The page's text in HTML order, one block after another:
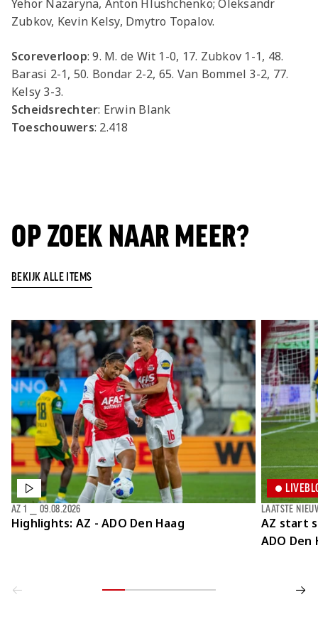
Yehor Nazaryna, Anton Hlushchenko; Oleksandr
Zubkov, Kevin Kelsy, Dmytro Topalov.
Scoreverloop: 9. M. de Wit 1-0, 17. Zubkov 1-1, 48.
Barasi 2-1, 50. Bondar 2-2, 65. Van Bommel 3-2, 77.
Kelsy 3-3.
Scheidsrechter: Erwin Blank
Toeschouwers: 2.418
OP ZOEK NAAR MEER?
BEKIJK ALLE ITEMS
Highlights: AZ - ADO Den Haag
AZ 1 09.08.2026
AZ start
ADO Den
LAATSTE